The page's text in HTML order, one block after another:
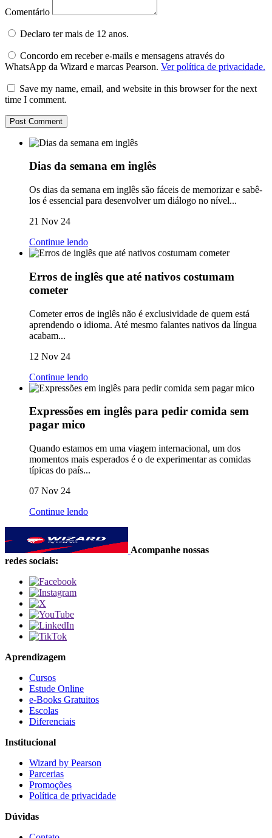
Comentário
Declaro ter mais de 12 anos.
Concordo em receber e-mails e mensagens através do
WhatsApp da Wizard e marcas Pearson. Ver política de privacidade.
Save my name, email, and website in this browser for the next
time I comment.
Dias da semana em inglês
Os dias da semana em inglês são fáceis de memorizar e sabê-
los é essencial para desenvolver um diálogo no nível...
21 Nov 24
Continue lendo
Erros de inglês que até nativos costumam
cometer
Cometer erros de inglês não é exclusividade de quem está
aprendendo o idioma. Até mesmo falantes nativos da língua
acabam...
12 Nov 24
Continue lendo
Expressões em inglês para pedir comida sem
pagar mico
Quando estamos em uma viagem internacional, um dos
momentos mais esperados é o de experimentar as comidas
típicas do país...
07 Nov 24
Continue lendo
Acompanhe nossas
redes sociais:
Aprendizagem
Cursos
Estude Online
e-Books Gratuitos
Escolas
Diferenciais
Institucional
Wizard by Pearson
Parcerias
Promoções
Política de privacidade
Dúvidas